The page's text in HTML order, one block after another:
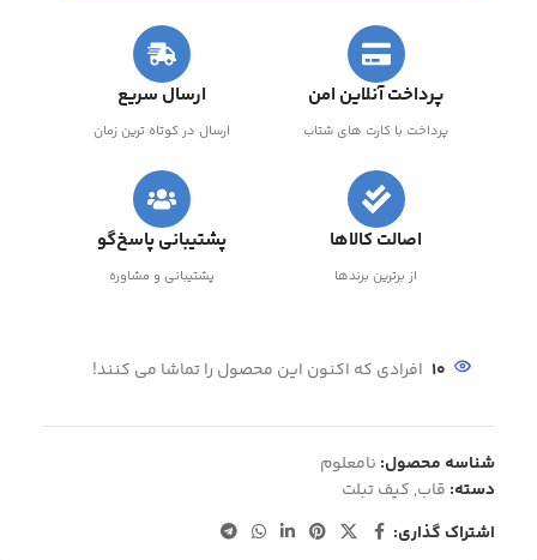
پرداخت آنلاین امن
پرداخت با کارت های شتاب
ارسال سریع
ارسال در کوتاه ترین زمان
اصالت کالاها
از برترین برندها
پشتیبانی پاسخ‌گو
پشتیبانی و مشاوره
10 افرادی که اکنون این محصول را تماشا می کنند!
شناسه محصول: نامعلوم
دسته: قاب, کیف تبلت
اشتراک گذاری: